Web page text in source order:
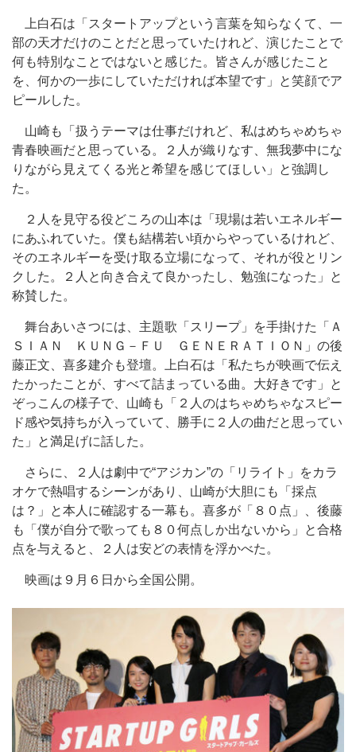
上白石は「スタートアップという言葉を知らなくて、一
部の天才だけのことだと思っていたけれど、演じたことで
何も特別なことではないと感じた。皆さんが感じたこと
を、何かの一歩にしていただければ本望です」と笑顔でア
ピールした。
山崎も「扱うテーマは仕事だけれど、私はめちゃめちゃ
青春映画だと思っている。２人が織りなす、無我夢中にな
りながら見えてくる光と希望を感じてほしい」と強調し
た。
２人を見守る役どころの山本は「現場は若いエネルギー
にあふれていた。僕も結構若い頃からやっているけれど、
そのエネルギーを受け取る立場になって、それが役とリン
クした。２人と向き合えて良かったし、勉強になった」と
称賛した。
舞台あいさつには、主題歌「スリープ」を手掛けた「Ａ
ＳＩＡＮ ＫＵＮＧ－ＦＵ ＧＥＮＥＲＡＴＩＯＮ」の後
藤正文、喜多建介も登壇。上白石は「私たちが映画で伝え
たかったことが、すべて詰まっている曲。大好きです」と
ぞっこんの様子で、山崎も「２人のはちゃめちゃなスピー
ド感や気持ちが入っていて、勝手に２人の曲だと思ってい
た」と満足げに話した。
さらに、２人は劇中で“アジカン”の「リライト」をカラ
オケで熱唱するシーンがあり、山崎が大胆にも「採点
は？」と本人に確認する一幕も。喜多が「８０点」、後藤
も「僕が自分で歌っても８０何点しか出ないから」と合格
点を与えると、２人は安どの表情を浮かべた。
映画は９月６日から全国公開。